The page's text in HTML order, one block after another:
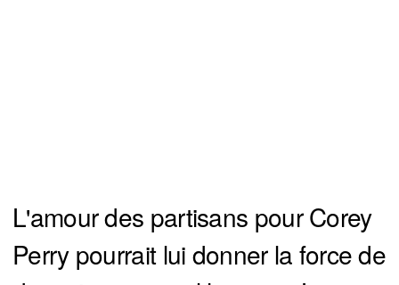
L'amour des partisans pour Corey
Perry pourrait lui donner la force de